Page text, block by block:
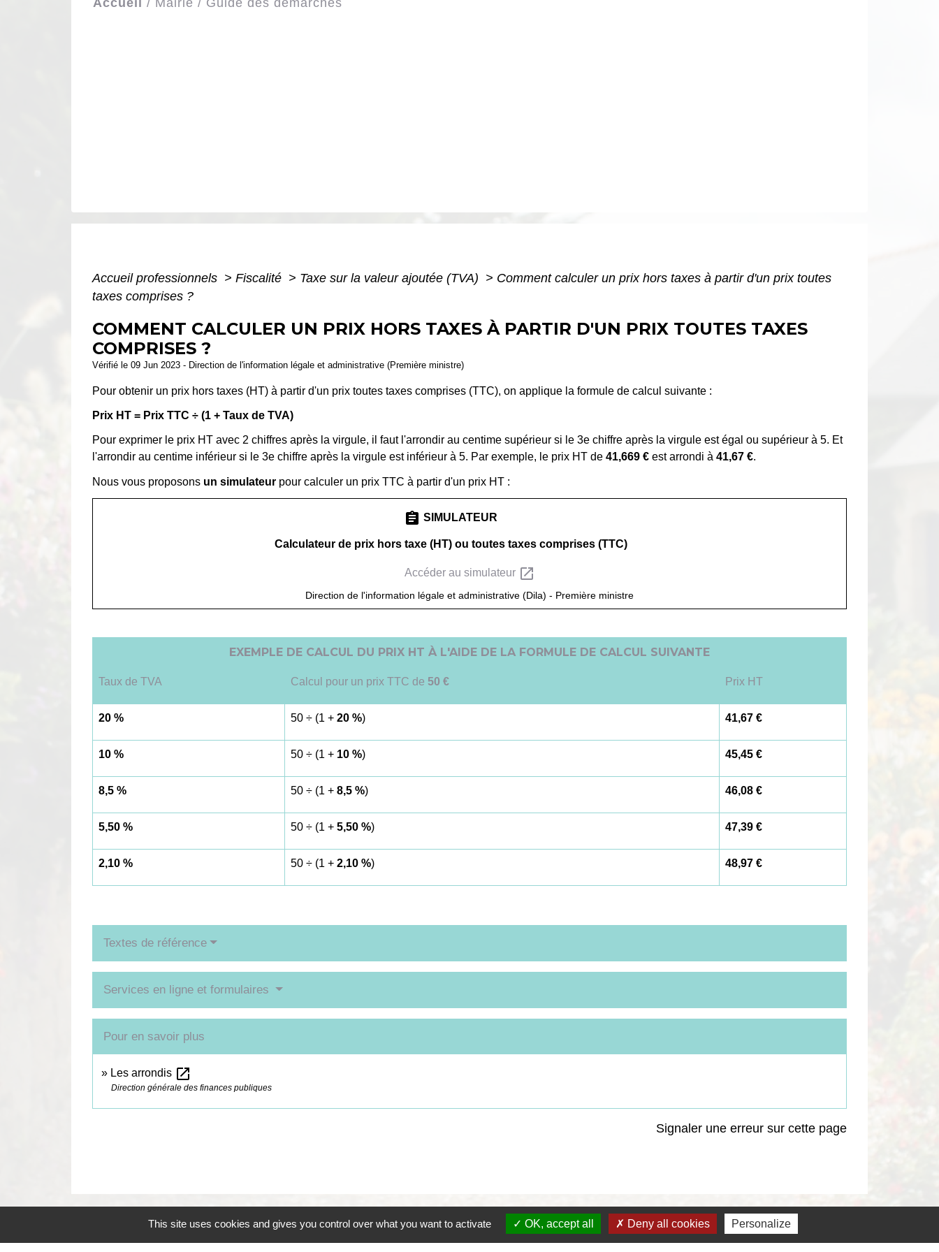
Accueil professionnels > Fiscalité > Taxe sur la valeur ajoutée (TVA) > Comment calculer un prix hors taxes à partir d'un prix toutes
taxes comprises ?
COMMENT CALCULER UN PRIX HORS TAXES À PARTIR D'UN PRIX TOUTES TAXES
COMPRISES ?
Vérifié le 09 Jun 2023 - Direction de l'information légale et administrative (Première ministre)
Pour obtenir un prix hors taxes (HT) à partir d'un prix toutes taxes comprises (TTC), on applique la formule de calcul suivante :
Prix HT = Prix TTC ÷ (1 + Taux de TVA)
Pour exprimer le prix HT avec 2 chiffres après la virgule, il faut l'arrondir au centime supérieur si le 3e chiffre après la virgule est égal ou supérieur à 5. Et
l'arrondir au centime inférieur si le 3e chiffre après la virgule est inférieur à 5. Par exemple, le prix HT de 41,669 € est arrondi à 41,67 €.
Nous vous proposons un simulateur pour calculer un prix TTC à partir d'un prix HT :
assignment SIMULATEUR
Calculateur de prix hors taxe (HT) ou toutes taxes comprises (TTC)
Accéder au simulateur open_in_new
Direction de l'information légale et administrative (Dila) - Première ministre
EXEMPLE DE CALCUL DU PRIX HT À L'AIDE DE LA FORMULE DE CALCUL SUIVANTE
Taux de TVA Calcul pour un prix TTC de 50 € Prix HT
20 % 50 ÷ (1 + 20 %) 41,67 €
10 % 50 ÷ (1 + 10 %) 45,45 €
8,5 % 50 ÷ (1 + 8,5 %) 46,08 €
5,50 % 50 ÷ (1 + 5,50 %) 47,39 €
2,10 % 50 ÷ (1 + 2,10 %) 48,97 €
Textes de référence
Services en ligne et formulaires
Pour en savoir plus
Les arrondis open_in_new
Direction générale des finances publiques
Signaler une erreur sur cette page
This site uses cookies and gives you control over what you want to activate OK, accept all Deny all cookies Personalize